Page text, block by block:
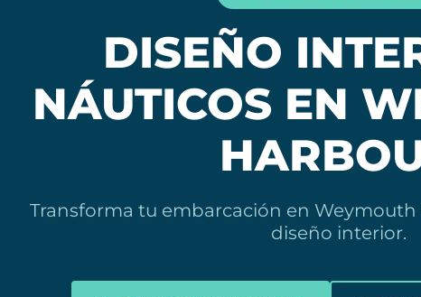
DISEÑO
NÁUTICOS EN
Transforma tu embarcación en
diseño interior.